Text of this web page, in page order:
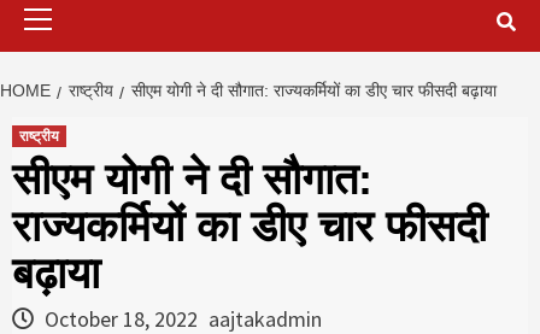
HOME राष्ट्रीय सीएम योगी ने दी सौगात: राज्यकर्मियों का डीए चार फीसदी बढ़ाया
राष्ट्रीय
सीएम योगी ने दी सौगात:
राज्यकर्मियों का डीए चार फीसदी
बढ़ाया
October 18, 2022 aajtakadmin